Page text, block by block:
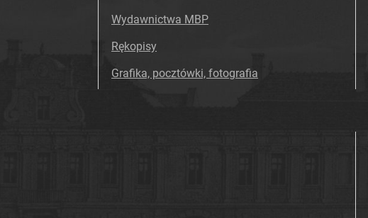
Wydawnictwa MBP
Rękopisy
Grafika, pocztówki, fotografia